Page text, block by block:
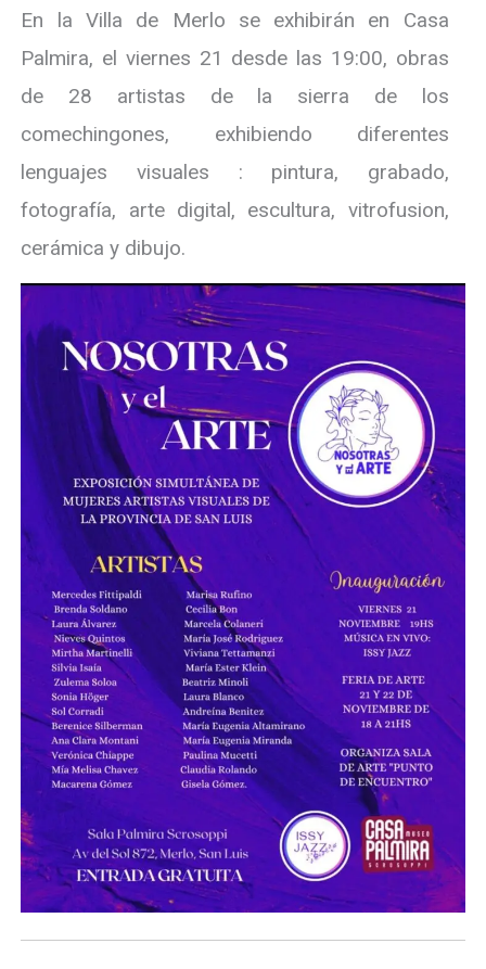
En la Villa de Merlo se exhibirán en Casa
Palmira, el viernes 21 desde las 19:00, obras
de 28 artistas de la sierra de los
comechingones, exhibiendo diferentes
lenguajes visuales : pintura, grabado,
fotografía, arte digital, escultura, vitrofusion,
cerámica y dibujo.